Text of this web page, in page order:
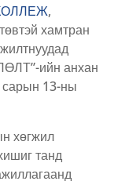
,
хамтран
ийн анхан
сарын 13-ны
хөгжил
танд